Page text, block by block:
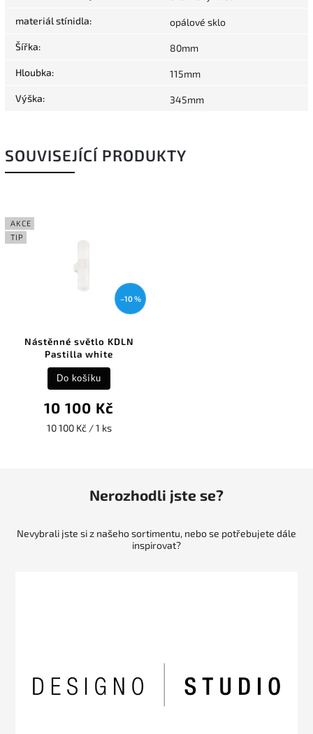
materiál stínidla: opálové sklo
Šířka: 80mm
Hloubka: 115mm
Výška: 345mm
SOUVISEJÍCÍ PRODUKTY
AKCE
TIP
–10 %
Nástěnné světlo KDLN
Pastilla white
10 100 Kč
10 100 Kč / 1 ks
Do košíku
Nerozhodli jste se?
Nevybrali jste si z našeho sortimentu, nebo se potřebujete dále
inspirovat?